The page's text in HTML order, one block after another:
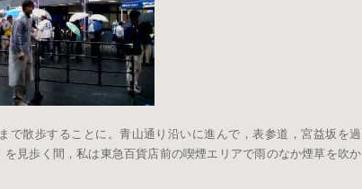
で散歩することに。青山通り沿いに進んで，表参道，宮益坂を過
見歩く間，私は東急百貨店前の喫煙エリアで雨のなか煙草を吹か